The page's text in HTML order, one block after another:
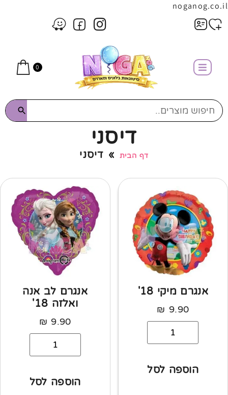
noganog.co.il
0
דיסני
דף הבית » דיסני
אנגרם מיקי 18'
9.90
₪
הוספה לסל
אנגרם לב אנה
ואלזה 18'
9.90
₪
הוספה לסל